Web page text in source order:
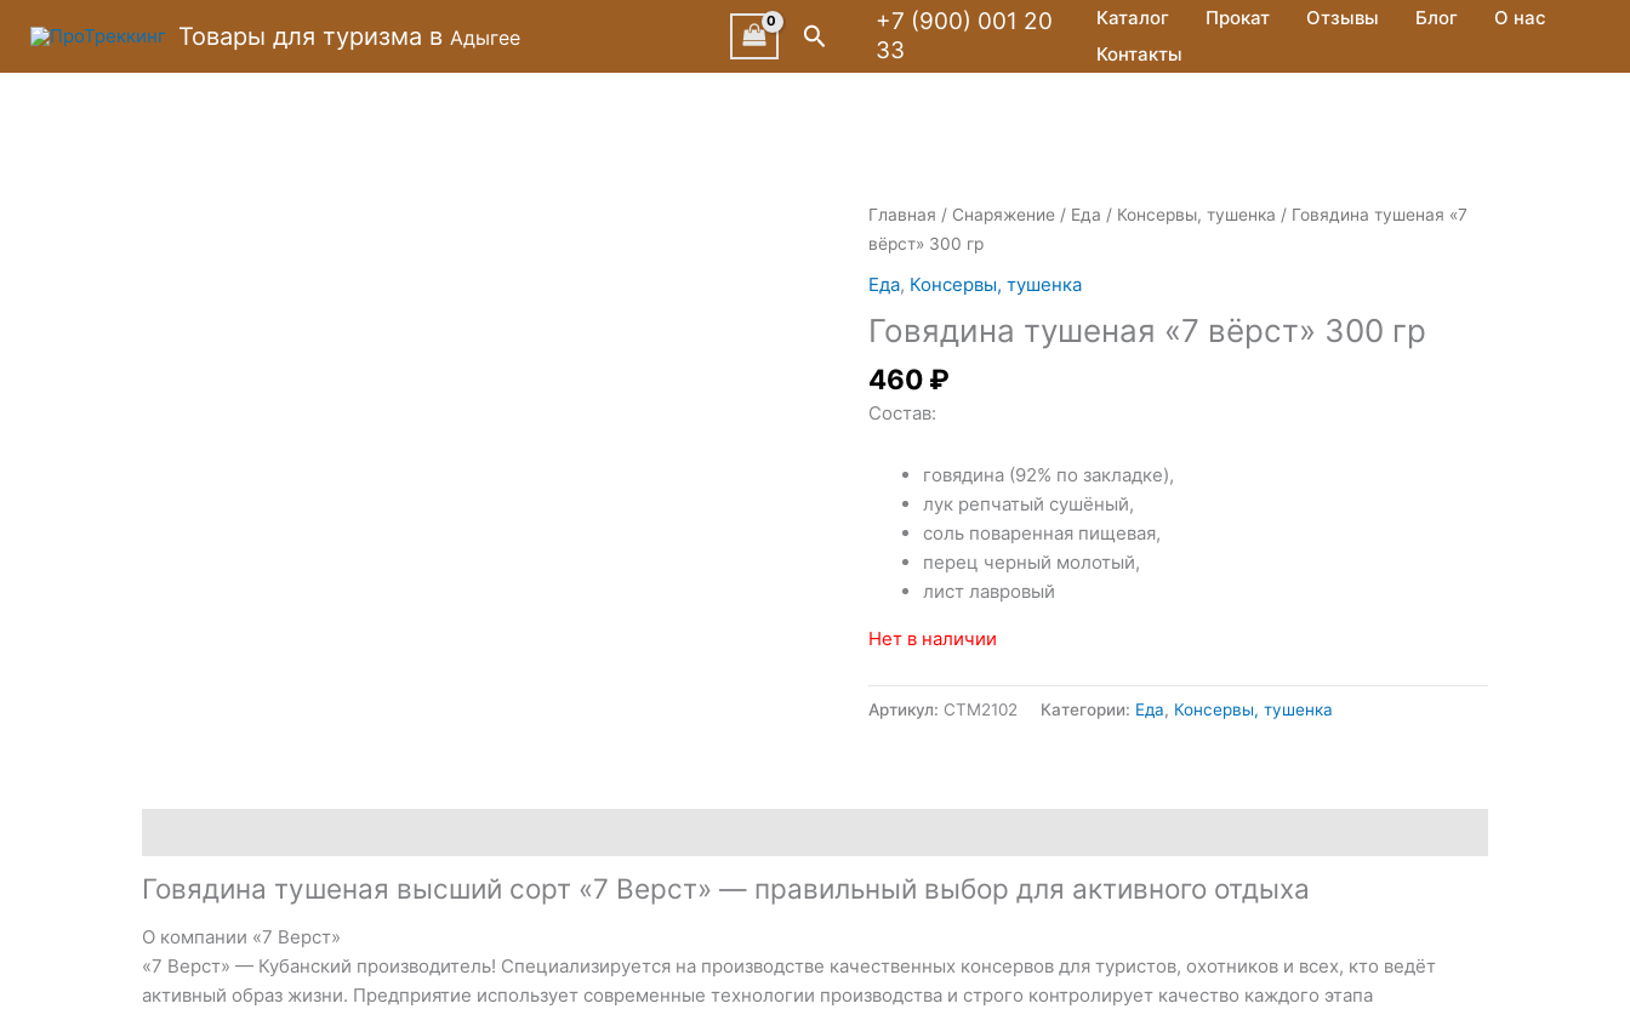
содержимому
Товары для туризма в Адыгее Поиск +7 (900) 001 20
33
Каталог Прокат Отзывы Блог
О нас
Контакты
Главная / Снаряжение / Еда / Консервы, тушенка / Говядина тушеная «7
вёрст» 300 гр
Еда, Консервы, тушенка
Говядина тушеная «7 вёрст» 300 гр
460 ₽
Состав:
говядина (92% по закладке),
лук репчатый сушёный,
соль поваренная пищевая,
перец черный молотый,
лист лавровый
Нет в наличии
Артикул: CTM2102 Категории: Еда, Консервы, тушенка
Говядина тушеная высший сорт «7 Верст» — правильный выбор для активного отдыха
О компании «7 Верст»
«7 Верст» — Кубанский производитель! Специализируется на производстве качественных консервов для туристов, охотников и всех, кто ведёт
активный образ жизни. Предприятие использует современные технологии производства и строго контролирует качество каждого этапа